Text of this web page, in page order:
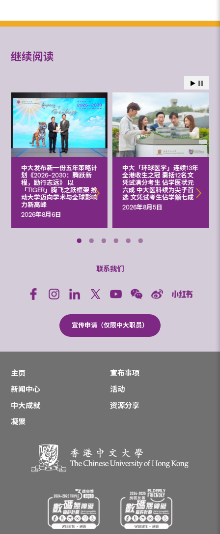
继续阅读
中大发布新一份五年策略计
划《2026‒2030：腾跃新
程，励行志远》 以
「TIGER」腾飞之跃框架 推
动大学迈向学术与全球影响
力新高峰
2026年8月6日
中大「环球医学」连续13年
全港收生之冠 囊括12名文
凭试满分考生 佔学医状元
六成 中大医科续为尖子首
选 文凭试考生佔学额七成
2026年8月5日
联系我们
宣传申请（仅限中大职员）
主页
宣布事项
新闻中心
活动
中大成就
资源分享
凝聚